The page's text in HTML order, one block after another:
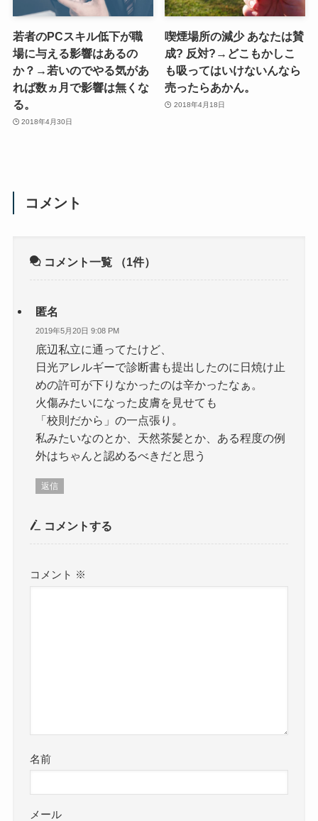
若者のPCスキル低下が職
場に与える影響はあるの
か？→若いのでやる気があ
れば数ヵ月で影響は無くな
る。
2018年4月30日
喫煙場所の減少 あなたは賛
成? 反対?→どこもかしこ
も吸ってはいけないんなら
売ったらあかん。
2018年4月18日
コメント
コメント一覧 （1件）
匿名
2019年5月20日 9:08 PM
底辺私立に通ってたけど、
日光アレルギーで診断書も提出したのに日焼け止
めの許可が下りなかったのは辛かったなぁ。
火傷みたいになった皮膚を見せても
「校則だから」の一点張り。
私みたいなのとか、天然茶髪とか、ある程度の例
外はちゃんと認めるべきだと思う
返信
コメントする
コメント ※
名前
メール